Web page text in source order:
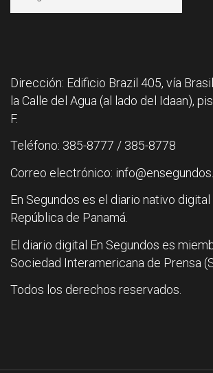
Dirección: Edificio Brazil 405, vía
la Calle del Agua (al lado del Idaan),
F.
Teléfono: 385-8777 / 385-8778
Correo electrónico:
En Segundos es el diario nativo
República de Panamá.
El diario digital En Segundos es
Sociedad Interamericana de Prensa
Todos los derechos reservados.